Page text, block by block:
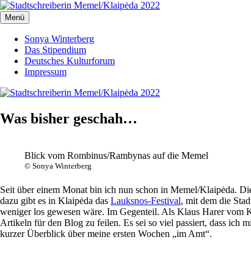
Zum
Inhalt
springen
Stadtschreiberin Memel/Klaipėda 2022
Stadtschreiberin Memel/Klaipėda 2022
Menü
Sonya Winterberg
Das Stipendium
Deutsches Kulturforum
Impressum
Was bisher geschah…
Blick vom Rombinus/Rambynas auf die Memel
© Sonya Winterberg
Seit über einem Monat bin ich nun schon in Memel/Klaipėda.
dazu gibt es in Klaipėda das Lauksnos-Festival, mit dem die
weniger los gewesen wäre. Im Gegenteil. Als Klaus Harer vom
Artikeln für den Blog zu feilen. Es sei so viel passiert, dass ich
kurzer Überblick über meine ersten Wochen „im Amt“.